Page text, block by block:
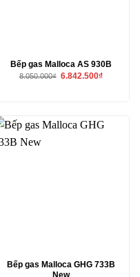
Bếp gas Malloca AS 930B
8.050.000₫ Giá
6.842.500₫Giá
Bếp gas Malloca GHG 733B
New